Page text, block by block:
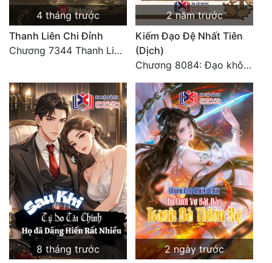
4 tháng trước
Thanh Liên Chi Đỉnh
Chương 7344 Thanh Liên đỉnh (Đại kết cục) (2) HẾT.
2 năm trước
Kiếm Đạo Đệ Nhất Tiên
(Dịch)
Chương 8084: Đạo không bờ bến (Đại kết cục) (10)
8 tháng trước
2 ngày trước